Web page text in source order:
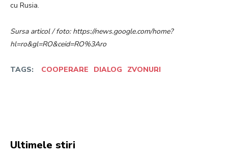
cu Rusia.
Sursa articol / foto: https://news.google.com/home?
hl=ro&gl=RO&ceid=RO%3Aro
TAGS: COOPERARE DIALOG ZVONURI
Ultimele stiri